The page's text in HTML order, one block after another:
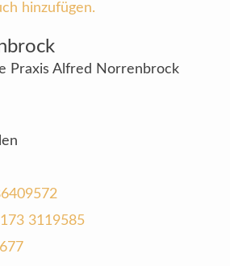
hinzufügen.
Praxis Alfred Norrenbrock
3119585